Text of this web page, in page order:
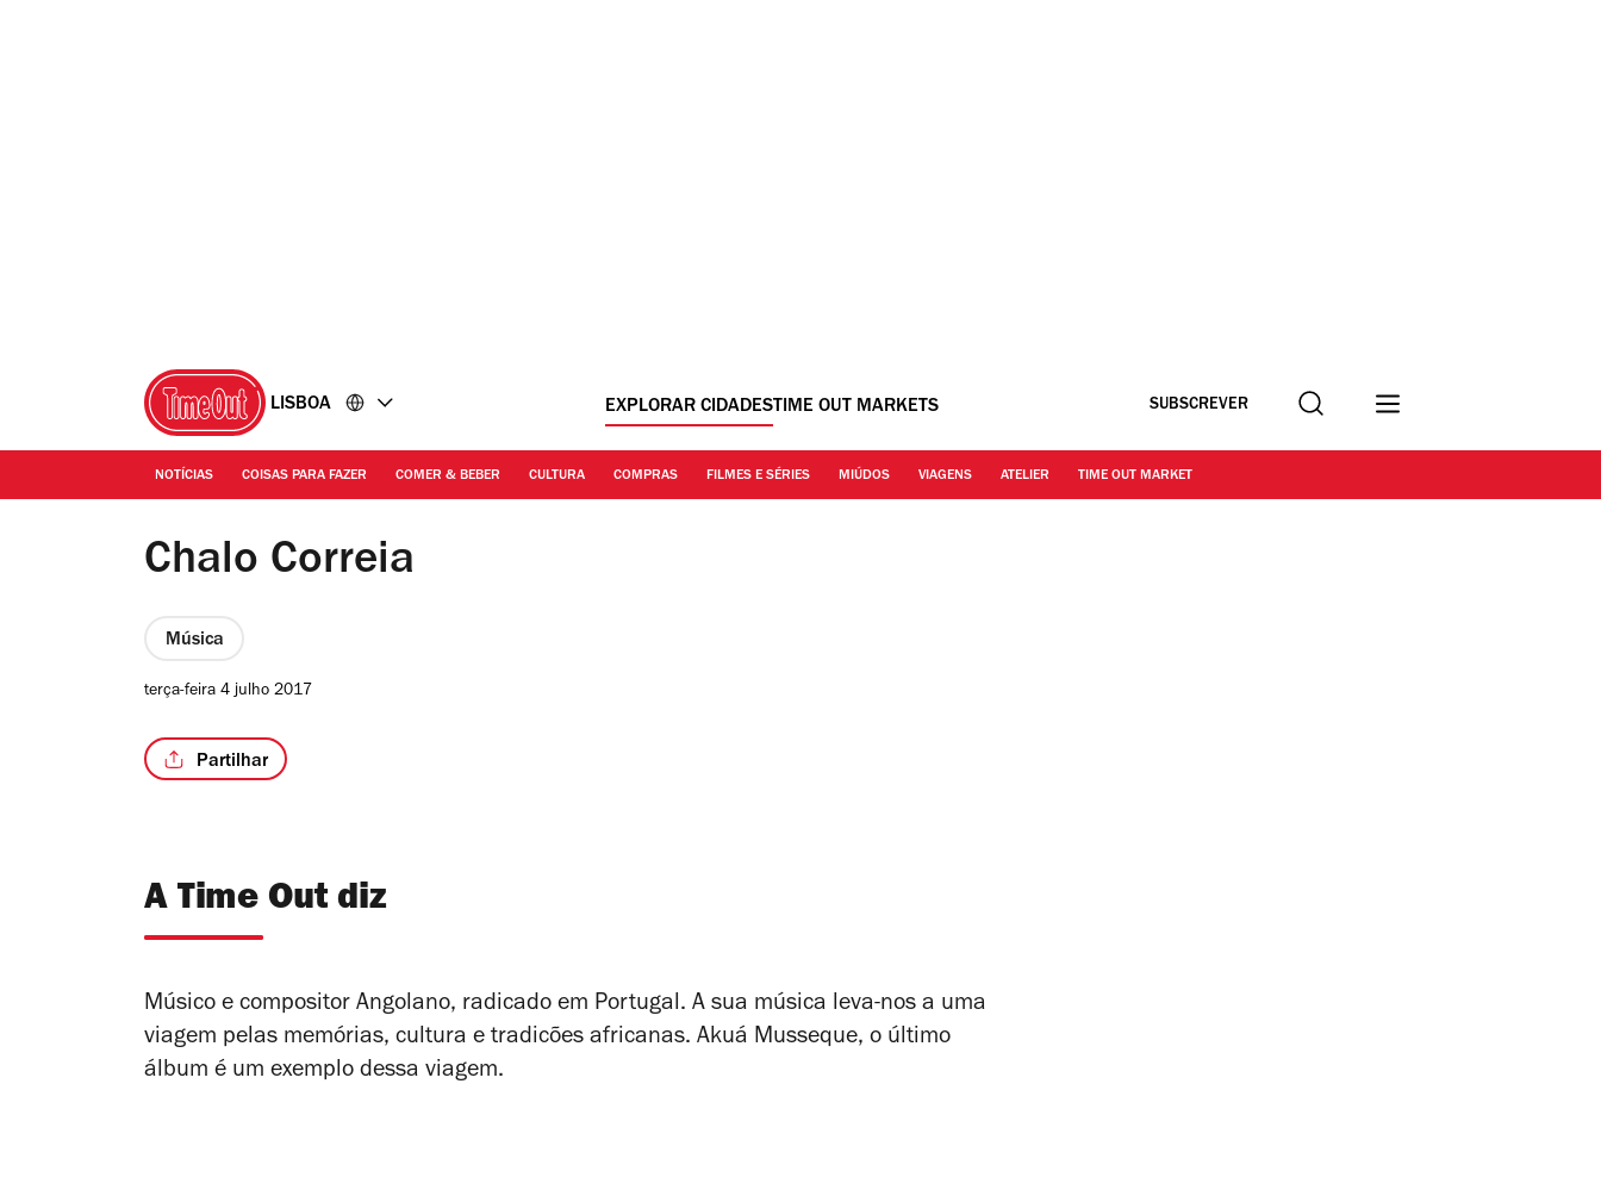
LISBOA EXPLORAR CIDADESTIME OUT MARKETS SUBSCREVER Procurar
NOTÍCIAS COISAS PARA FAZER COMER & BEBER CULTURA COMPRAS FILMES E SÉRIES MIÚDOS VIAGENS ATELIER TIME OUT MARKET
Chalo Correia
Música
terça-feira 4 julho 2017
Partilhar
A Time Out diz
Músico e compositor Angolano, radicado em Portugal. A sua música leva-nos a uma
viagem pelas memórias, cultura e tradicões africanas. Akuá Musseque, o último
álbum é um exemplo dessa viagem.